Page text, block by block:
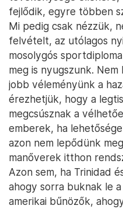
fejlődik, egyre többen
Mi pedig csak nézzük,
felvételt, az utólagos
mosolygós
meg is nyugszunk.
jobb véleményünk a
érezhetjük, hogy a
megcsúsznak a
emberek, ha
azon nem lepődünk
manőverek itthon
Azon sem, ha Trinidad
ahogy sorra buknak le
amerikai bűnözők,